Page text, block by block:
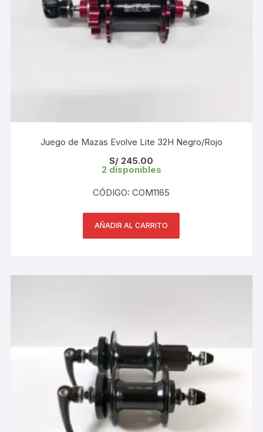
Juego de Mazas Evolve Lite 32H Negro/Rojo
S/ 245.00
2 disponibles
CÓDIGO: COM1165
AÑADIR AL CARRITO